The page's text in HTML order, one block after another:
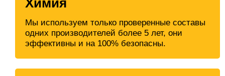
Мы используем только проверенные составы
одних производителей более 5 лет, они
эффективны и на 100% безопасны.